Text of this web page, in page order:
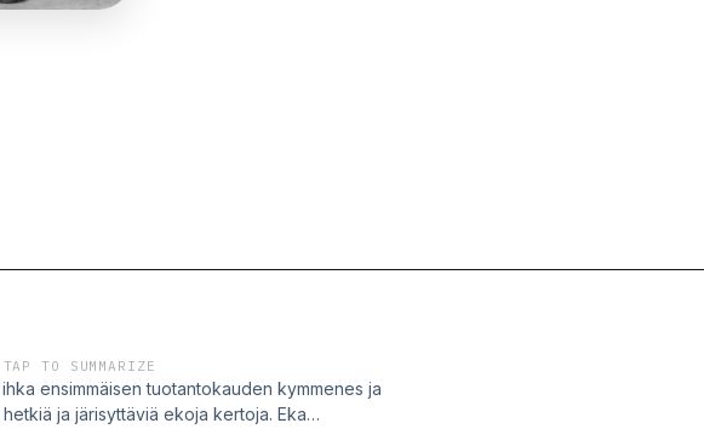
TAP TO SUMMARIZE
ensimmäisen tuotantokauden kymmenes ja
ja järisyttäviä ekoja kertoja. Eka